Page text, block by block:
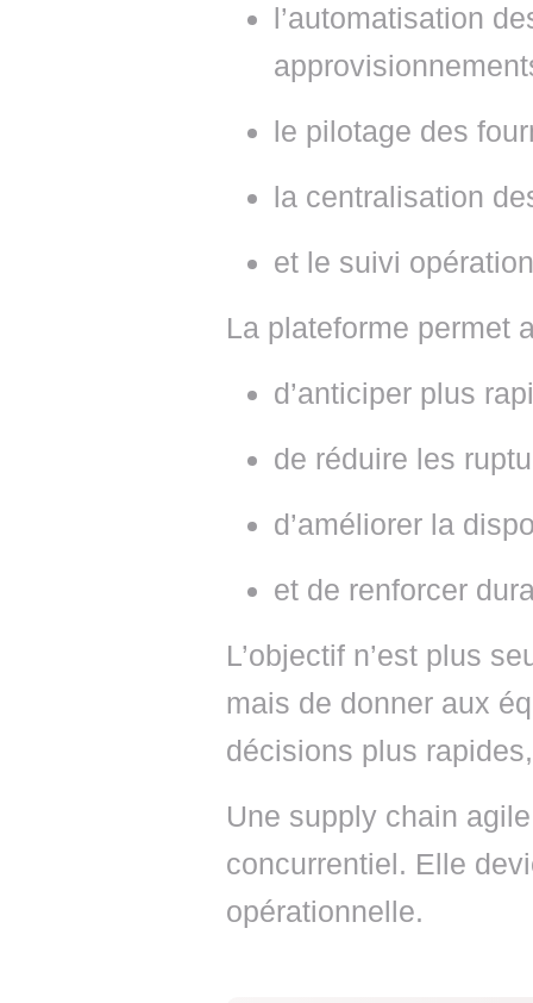
l’automatisation
le pilotage des
la centralisation
et le suivi
La plateforme permet
d’anticiper plus
de réduire les
d’améliorer la
et de renforcer
L’objectif n’est plus
mais de donner aux
décisions plus
Une supply chain
concurrentiel. Elle
opérationnelle.